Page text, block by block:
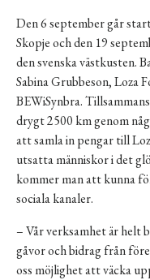
Den 6 september går
Skopje och den 19
den svenska västkusten.
Sabina Grubbeson, Loza
BEWiSynbra.
drygt 2500 km genom
att samla in pengar till
utsatta människor i det
kommer man att kunna
sociala kanaler.
– Vår verksamhet är helt
gåvor och bidrag från
oss möjlighet att väcka